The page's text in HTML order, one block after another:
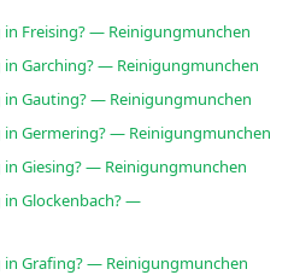
Freising? — Reinigungmunchen
Garching? — Reinigungmunchen
Gauting? — Reinigungmunchen
Germering? — Reinigungmunchen
Giesing? — Reinigungmunchen
Glockenbach? —
Grafing? — Reinigungmunchen